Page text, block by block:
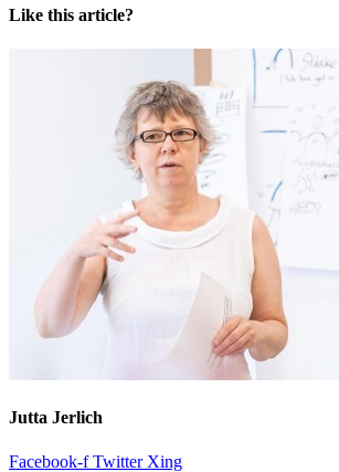
Like this article?
Jutta Jerlich
Facebook-f Twitter Xing